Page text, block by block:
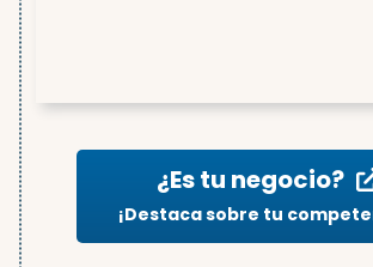
¿Es tu negocio?
¡Destaca sobre tu